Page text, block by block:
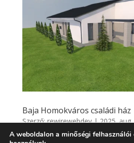
Baja Homokváros családi ház
Szerző:rewirewebdev|2025. aug.
alatt
A weboldalon a minőségi felhasználói